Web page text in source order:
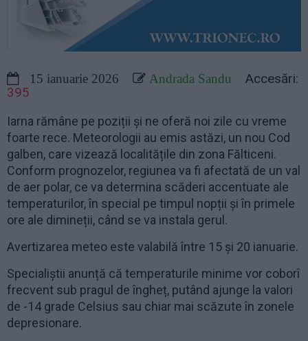
15 ianuarie 2026 Andrada Sandu
Accesări:
395
Iarna rămâne pe poziții și ne oferă noi zile cu vreme
foarte rece. Meteorologii au emis astăzi, un nou Cod
galben, care vizează localitățile din zona Fălticeni.
Conform prognozelor, regiunea va fi afectată de un val
de aer polar, ce va determina scăderi accentuate ale
temperaturilor, în special pe timpul nopții și în primele
ore ale dimineții, când se va instala gerul.
Avertizarea meteo este valabilă între 15 și 20 ianuarie.
Specialiștii anunță că temperaturile minime vor coborî
frecvent sub pragul de îngheț, putând ajunge la valori
de -14 grade Celsius sau chiar mai scăzute în zonele
depresionare.